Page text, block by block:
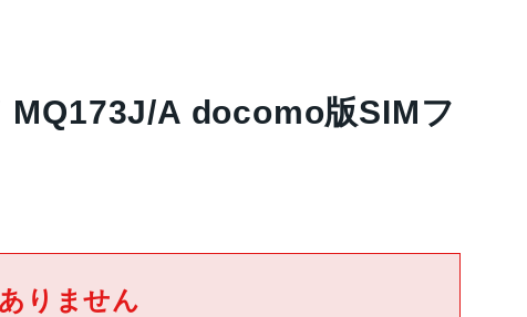
A docomo版SIMフ
りません